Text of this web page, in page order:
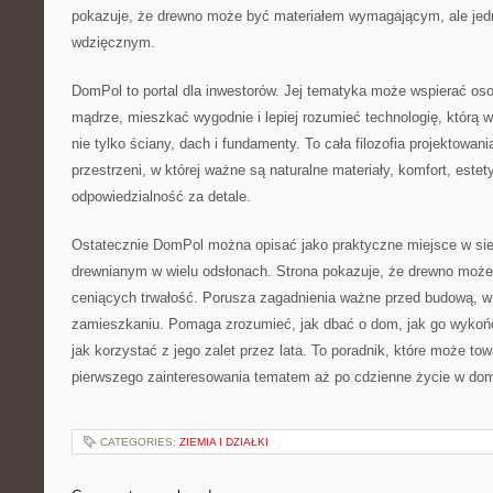
pokazuje, że drewno może być materiałem wymagającym, ale
wdzięcznym.
DomPol to portal dla inwestorów. Jej tematyka może wspierać
mądrze, mieszkać wygodnie i lepiej rozumieć technologię, którą
nie tylko ściany, dach i fundamenty. To cała filozofia
przestrzeni, w której ważne są naturalne materiały, komfort,
odpowiedzialność za detale.
Ostatecznie DomPol można opisać jako praktyczne miejsce w
drewnianym w wielu odsłonach. Strona pokazuje, że drewno
ceniących trwałość. Porusza zagadnienia ważne przed budową,
zamieszkaniu. Pomaga zrozumieć, jak dbać o dom, jak go
jak korzystać z jego zalet przez lata. To poradnik, które może
pierwszego zainteresowania tematem aż po cdzienne życie w
CATEGORIES: ZIEMIA I DZIAŁKI